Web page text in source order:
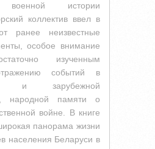
военной истории
коллектив ввел в
ранее неизвестные
особое внимание
изученным
событий в
и зарубежной
народной памяти о
войне. В книге
панорама жизни
населения Беларуси в